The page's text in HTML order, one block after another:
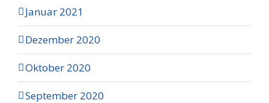
Januar 2021
Dezember 2020
Oktober 2020
September 2020